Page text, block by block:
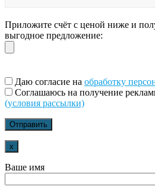
Приложите счёт с ценой ниже и
выгодное предложение:
Даю согласие на обработку
Соглашаюсь на получение
(условия рассылки)
x
Ваше имя